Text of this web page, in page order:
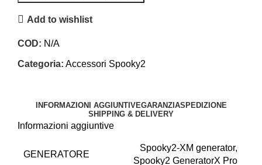
Add to wishlist
COD: N/A
Categoria: Accessori Spooky2
INFORMAZIONI AGGIUNTIVEGARANZIASPEDIZIONE
SHIPPING & DELIVERY
Informazioni aggiuntive
GENERATORE
Spooky2-XM generator,
Spooky2 GeneratorX Pro